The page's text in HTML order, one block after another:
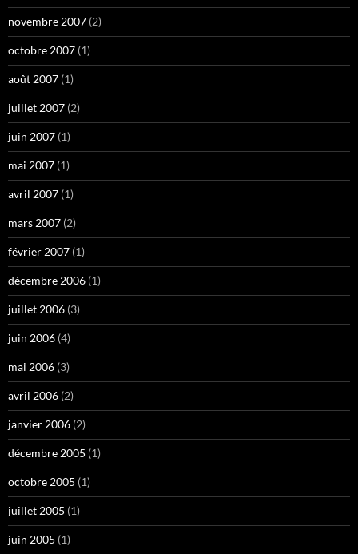
novembre 2007 (2)
octobre 2007 (1)
août 2007 (1)
juillet 2007 (2)
juin 2007 (1)
mai 2007 (1)
avril 2007 (1)
mars 2007 (2)
février 2007 (1)
décembre 2006 (1)
juillet 2006 (3)
juin 2006 (4)
mai 2006 (3)
avril 2006 (2)
janvier 2006 (2)
décembre 2005 (1)
octobre 2005 (1)
juillet 2005 (1)
juin 2005 (1)